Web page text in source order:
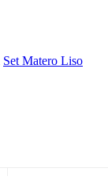
Set Matero Liso